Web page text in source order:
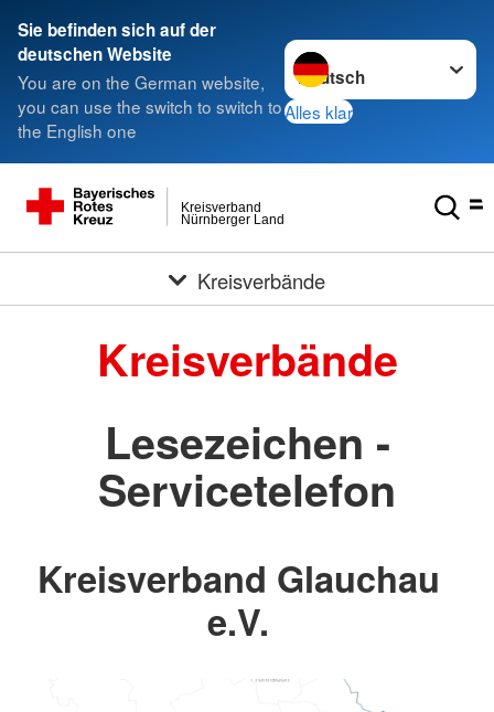
Sie befinden sich auf der
deutschen Website
You are on the German website,
you can use the switch to switch to
the English one
Sprache wechseln zu
Alles klar
Nürnberger Land
Kreisverband
Kreisverbände
Kreisverbände
Lesezeichen -
Servicetelefon
Kreisverband Glauchau
e.V.